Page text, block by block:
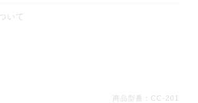
いて
商品型番：CC-201